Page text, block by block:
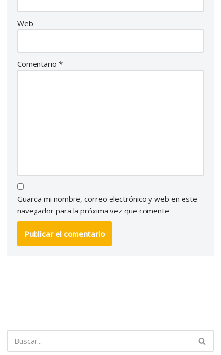
Web
Comentario *
Guarda mi nombre, correo electrónico y web en este
navegador para la próxima vez que comente.